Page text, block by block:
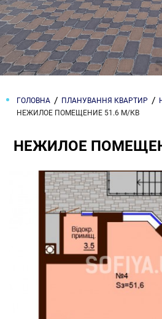
ГОЛОВНА ПЛАНУВАННЯ КВАРТИР
НЕЖИЛОЕ ПОМЕЩЕНИЕ 51.6 М/КВ
НЕЖИЛОЕ